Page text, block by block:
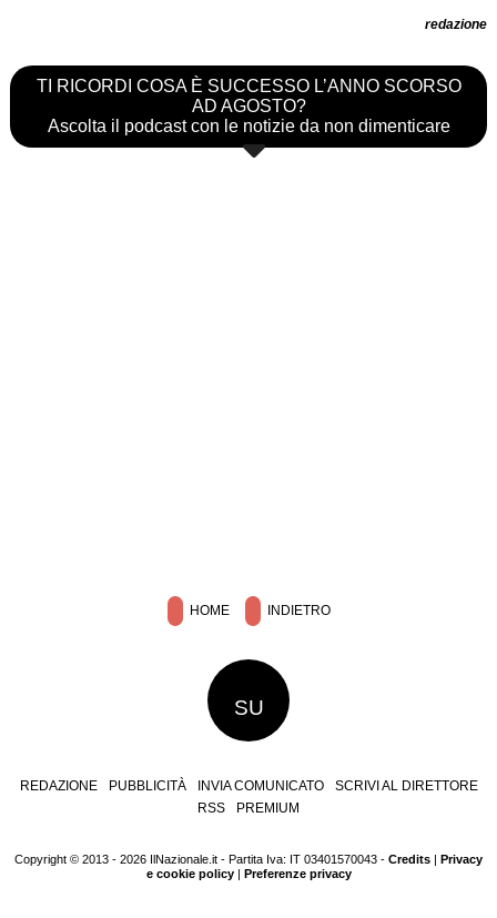
redazione
TI RICORDI COSA È SUCCESSO L’ANNO SCORSO
AD AGOSTO?
Ascolta il podcast con le notizie da non dimenticare
HOME INDIETRO
SU
REDAZIONE PUBBLICITÀ INVIA COMUNICATO
SCRIVI AL DIRETTORE
RSS
PREMIUM
Copyright © 2013 - 2026 IlNazionale.it - Partita Iva: IT 03401570043 - Credits
Privacy
e cookie policy| Preferenze privacy